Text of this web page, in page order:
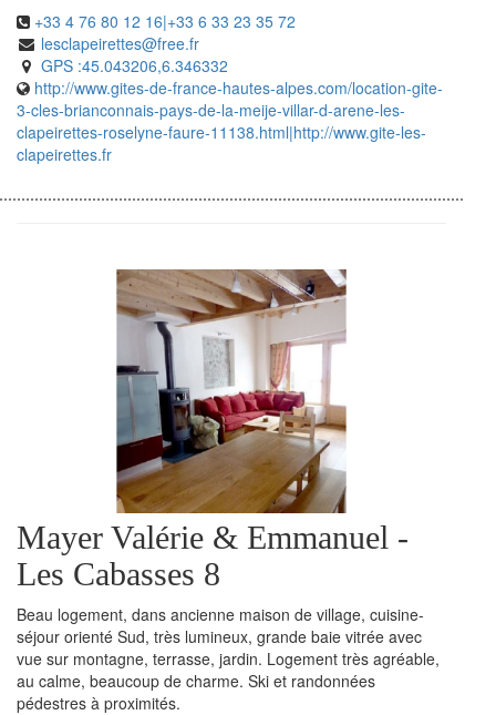
+33 4 76 80 12 16|+33 6 33 23 35 72
lesclapeirettes@free.fr
GPS :45.043206,6.346332
http://www.gites-de-france-hautes-alpes.com/location-gite-
3-cles-brianconnais-pays-de-la-meije-villar-d-arene-les-
clapeirettes-roselyne-faure-11138.html|http://www.gite-les-
clapeirettes.fr
Mayer Valérie & Emmanuel -
Les Cabasses 8
Beau logement, dans ancienne maison de village, cuisine-
séjour orienté Sud, très lumineux, grande baie vitrée avec
vue sur montagne, terrasse, jardin. Logement très agréable,
au calme, beaucoup de charme. Ski et randonnées
pédestres à proximités.